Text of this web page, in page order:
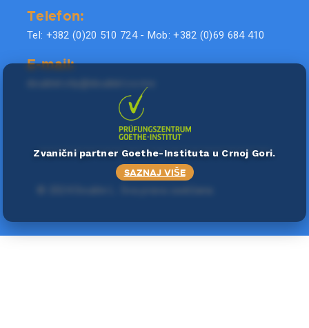
Telefon:
Tel: +382 (0)20 510 724 - Mob: +382 (0)69 684 410
E-mail:
Zvanični partner Goethe-Instituta u Crnoj Gori.
SAZNAJ VIŠE